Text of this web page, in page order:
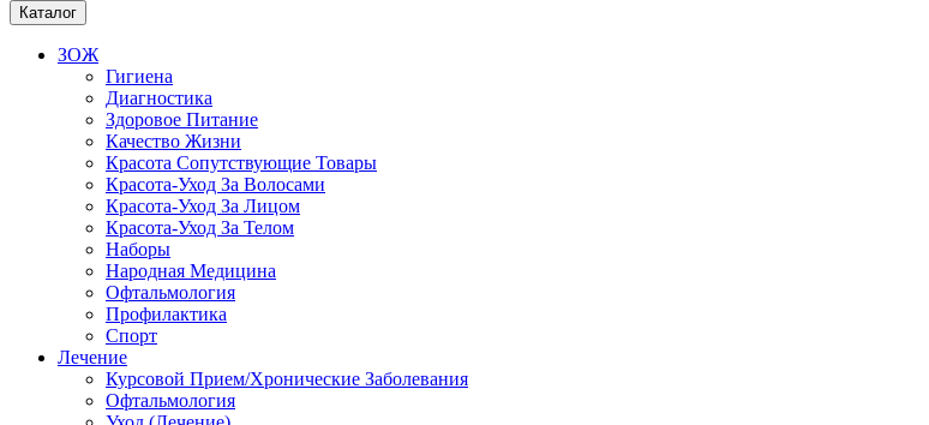
Каталог
ЗОЖ
Гигиена
Диагностика
Здоровое Питание
Качество Жизни
Красота Сопутствующие Товары
Красота-Уход За Волосами
Красота-Уход За Лицом
Красота-Уход За Телом
Наборы
Народная Медицина
Офтальмология
Профилактика
Спорт
Лечение
Курсовой Прием/Хронические Заболевания
Офтальмология